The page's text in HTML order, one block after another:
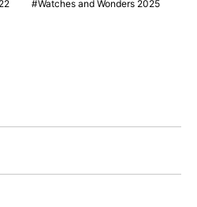
Watches and Wonders 2025